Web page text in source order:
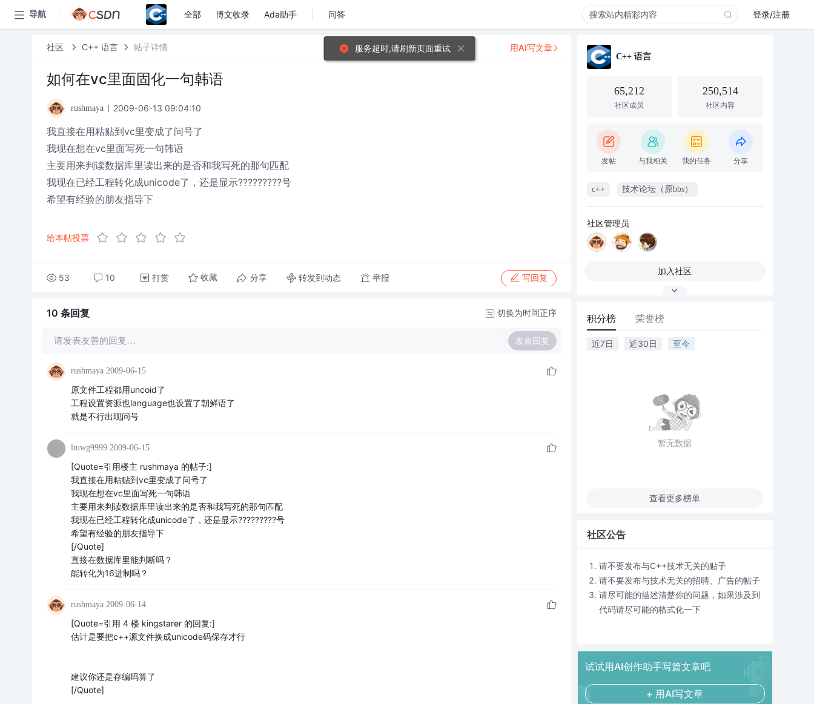
导航 全部 博文收录 Ada助手 问答 登录/注册
社区 C++ 语言 帖子详情
如何在vc里面固化一句韩语
rushmaya 2009-06-13 09:04:10
我直接在用粘贴到vc里变成了问号了
我现在想在vc里面写死一句韩语
主要用来判读数据库里读出来的是否和我写死的那句匹配
我现在已经工程转化成unicode了，还是显示?????????号
希望有经验的朋友指导下
给本帖投票
53 10 打赏 收藏 分享 转发到动态 举报 写回复
用AI写文章
10 条回复 切换为时间正序
请发表友善的回复… 发表回复
rushmaya 2009-06-15
原文件工程都用uncoid了
工程设置资源也language也设置了朝鲜语了
就是不行出现问号
liuwg9999 2009-06-15
[Quote=引用楼主 rushmaya 的帖子:]
我直接在用粘贴到vc里变成了问号了
我现在想在vc里面写死一句韩语
主要用来判读数据库里读出来的是否和我写死的那句匹配
我现在已经工程转化成unicode了，还是显示?????????号
希望有经验的朋友指导下
[/Quote]
直接在数据库里能判断吗？
能转化为16进制吗？
rushmaya 2009-06-14
[Quote=引用 4 楼 kingstarer 的回复:]
估计是要把c++源文件换成unicode码保存才行
建议你还是存编码算了
[/Quote]
C++ 语言
65,212
社区成员
250,514
社区内容
发帖 与我相关 我的任务 分享
c++ 技术论坛（原bbs）
社区管理员
加入社区
积分榜 荣誉榜
近7日 近30日 至今
暂无数据
查看更多榜单
社区公告
请不要发布与C++技术无关的贴子
请不要发布与技术无关的招聘、广告的帖子
请尽可能的描述清楚你的问题，如果涉及到
代码请尽可能的格式化一下
试试用AI创作助手写篇文章吧
+ 用AI写文章
服务超时,请刷新页面重试